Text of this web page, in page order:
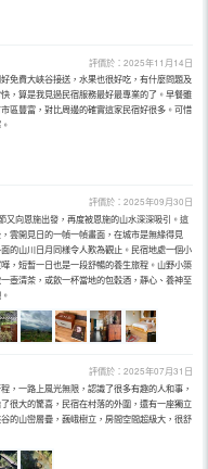
評價於：2025年11月14日
免費大峽谷接送，水果也很好吃，有什麼問題及
，算是我見過民宿服務最好最專業的了。早餐雖
區豐富，對比周邊的確實這家民宿好很多。可惜
評價於：2025年09月30日
又向恩施出發，再度被恩施的山水深深吸引。這
雲開見日的一幀一幀畫面，在城市是無緣得見
的山川日月同樣令人歎為觀止。民宿地處一個小
，短暫一日也是一段舒暢的養生旅程。山野小築
壺清茶，或飲一杯當地的包穀酒，靜心、養神至
評價於：2025年07月31日
，一路上風光無限，認識了很多有趣的人和事，
很大的驚喜，民宿在村落的外圍，還有一座獨立
的山巒層疊，巍峨樹立，房間空間超級大，很舒